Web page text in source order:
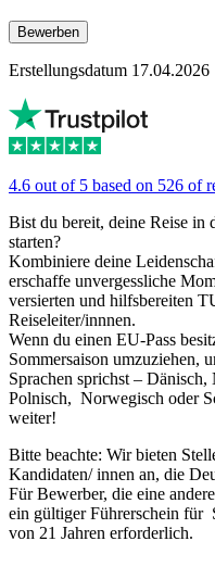
Bewerben
Erstellungsdatum 17.04.2026
4.6 out of 5 based on 526 of
Bist du bereit, deine Reise in
starten?
Kombiniere deine
erschaffe unvergessliche
versierten und hilfsbereiten
Reiseleiter/innnen.
Wenn du einen EU-Pass
Sommersaison umzuziehen,
Sprachen sprichst –
Polnisch, Norwegisch oder
weiter!
Bitte beachte: Wir bieten
Kandidaten/ innen an, die
Für Bewerber, die eine
ein gültiger Führerschein für
von 21 Jahren erforderlich.